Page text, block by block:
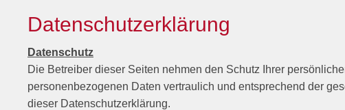
Datenschutzerklärung
Datenschutz
Die Betreiber dieser Seiten nehmen den Schutz Ihrer
personenbezogenen Daten vertraulich und entsprechend der
dieser Datenschutzerklärung.